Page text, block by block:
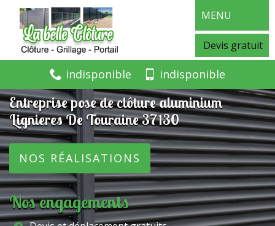
MENU
Devis gratuit
indisponible indisponible
Entreprise pose de clôture aluminium
Lignieres De Touraine 37130
NOS RÉALISATIONS
Nos engagements